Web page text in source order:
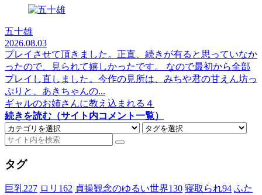
五十雄
2026.08.03
プレイさせて頂きました。正直、続きが有ると思っていなか
ったので、見られて嬉しかったです。 なので最初から全部
プレイし直しました。今作の見所は、みちや君の甘えん坊っ
ぷりと、あきちゃんの...
ギャルのお姉さんに教え込まれる４
続きを読む（サイト内コメント一覧）
タグ
巨乳227 ロリ 162 貞操観念のゆるい世界130 寝取られ94 ふた